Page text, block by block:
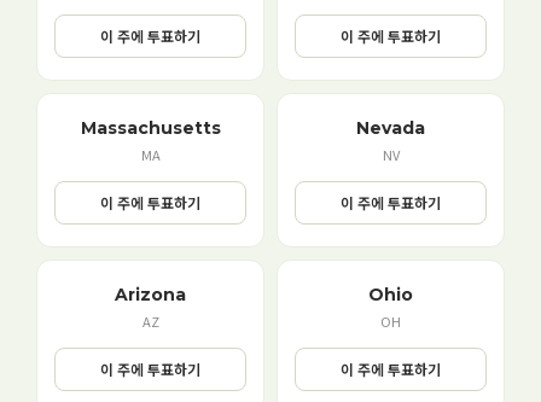
이 주에 투표하기 이 주에 투표하기
Massachusetts
MA
이 주에 투표하기
Nevada
NV
이 주에 투표하기
Arizona
AZ
이 주에 투표하기
Ohio
OH
이 주에 투표하기